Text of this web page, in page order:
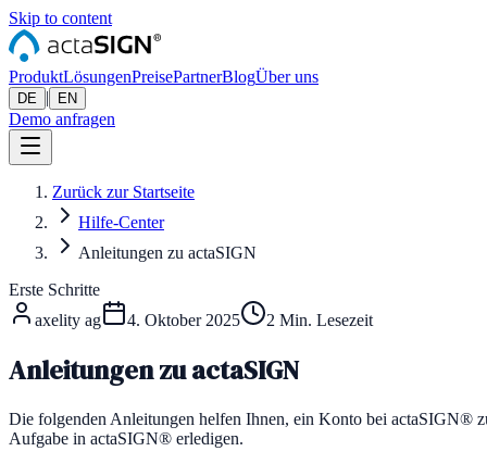
Skip to content
ProduktLösungenPreisePartnerBlogÜber uns
DE | EN
Demo anfragen
Zurück zur Startseite
Hilfe-Center
Anleitungen zu actaSIGN
Erste Schritte
axelity ag
4. Oktober 2025 2 Min. Lesezeit
Anleitungen zu actaSIGN
Die folgenden Anleitungen helfen Ihnen, ein Konto bei actaSIGN®
Aufgabe in actaSIGN® erledigen.